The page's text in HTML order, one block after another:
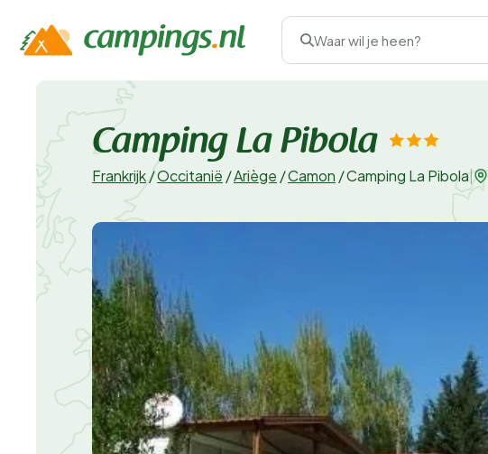
Waar wil je heen?
Camping La Pibola
Frankrijk/Occitanië /Ariège /Camon /Camping La Pibola